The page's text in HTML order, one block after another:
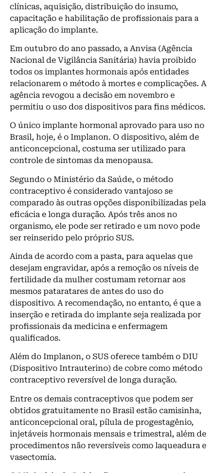
clínicas, aquisição, distribuição do insumo,
capacitação e habilitação de profissionais para a
aplicação do implante.
Em outubro do ano passado, a Anvisa (Agência
Nacional de Vigilância Sanitária) havia proibido
todos os implantes hormonais após entidades
relacionarem o método à mortes e complicações. A
agência revogou a decisão em novembro e
permitiu o uso dos dispositivos para fins médicos.
O único implante hormonal aprovado para uso no
Brasil, hoje, é o Implanon. O dispositivo, além de
anticoncepcional, costuma ser utilizado para
controle de sintomas da menopausa.
Segundo o Ministério da Saúde, o método
contraceptivo é considerado vantajoso se
comparado às outras opções disponibilizadas pela
eficácia e longa duração. Após três anos no
organismo, ele pode ser retirado e um novo pode
ser reinserido pelo próprio SUS.
Ainda de acordo com a pasta, para aquelas que
desejam engravidar, após a remoção os níveis de
fertilidade da mulher costumam retornar aos
mesmos pataratares de antes do uso do
dispositivo. A recomendação, no entanto, é que a
inserção e retirada do implante seja realizada por
profissionais da medicina e enfermagem
qualificados.
Além do Implanon, o SUS oferece também o DIU
(Dispositivo Intrauterino) de cobre como método
contraceptivo reversível de longa duração.
Entre os demais contraceptivos que podem ser
obtidos gratuitamente no Brasil estão camisinha,
anticoncepcional oral, pílula de progestagênio,
injetáveis hormonais mensais e trimestral, além de
procedimentos não reversíveis como laqueadura e
vasectomia.